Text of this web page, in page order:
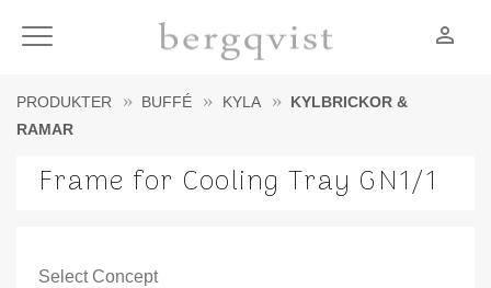
Meny person_outline
PRODUKTER BUFFÉ KYLA
KYLBRICKOR &
RAMAR
Frame for Cooling Tray GN1/1
Select Concept